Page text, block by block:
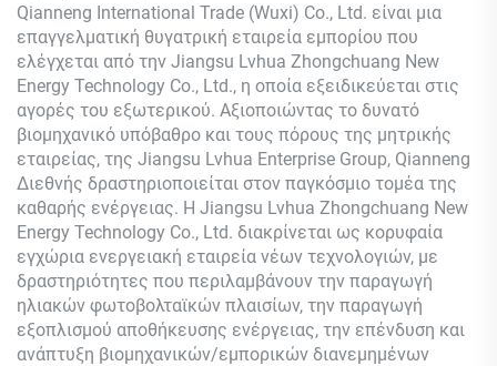
Qianneng International Trade (Wuxi) Co., Ltd. είναι μια
επαγγελματική θυγατρική εταιρεία εμπορίου που
ελέγχεται από την Jiangsu Lvhua Zhongchuang New
Energy Technology Co., Ltd., η οποία εξειδικεύεται στις
αγορές του εξωτερικού. Αξιοποιώντας το δυνατό
βιομηχανικό υπόβαθρο και τους πόρους της μητρικής
εταιρείας, της Jiangsu Lvhua Enterprise Group, Qianneng
Διεθνής δραστηριοποιείται στον παγκόσμιο τομέα της
καθαρής ενέργειας. Η Jiangsu Lvhua Zhongchuang New
Energy Technology Co., Ltd. διακρίνεται ως κορυφαία
εγχώρια ενεργειακή εταιρεία νέων τεχνολογιών, με
δραστηριότητες που περιλαμβάνουν την παραγωγή
ηλιακών φωτοβολταϊκών πλαισίων, την παραγωγή
εξοπλισμού αποθήκευσης ενέργειας, την επένδυση και
ανάπτυξη βιομηχανικών/εμπορικών διανεμημένων